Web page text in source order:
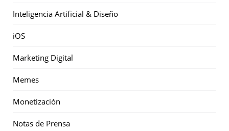
Inteligencia Artificial & Diseño
iOS
Marketing Digital
Memes
Monetización
Notas de Prensa